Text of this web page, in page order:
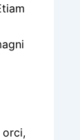
orci,